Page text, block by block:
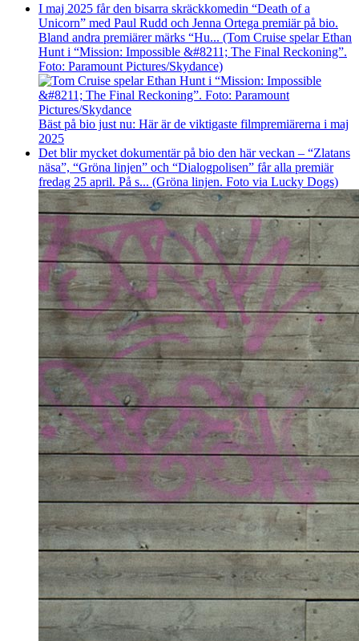
I maj 2025 får den bisarra skräckkomedin “Death of a
Unicorn” med Paul Rudd och Jenna Ortega premiär på bio.
Bland andra premiärer märks “Hu... (Tom Cruise spelar Ethan
Hunt i “Mission: Impossible &#8211; The Final Reckoning”.
Foto: Paramount Pictures/Skydance)
Bäst på bio just nu: Här är de viktigaste filmpremiärerna i maj
2025
Det blir mycket dokumentär på bio den här veckan – “Zlatans
näsa”, “Gröna linjen” och “Dialogpolisen” får alla premiär
fredag 25 april. På s... (Gröna linjen. Foto via Lucky Dogs)